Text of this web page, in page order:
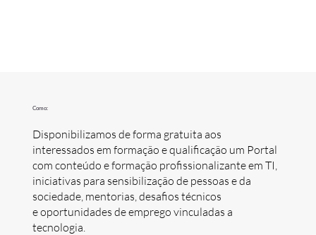
Como:
Disponibilizamos de forma gratuita aos
interessados em formação e qualificação um Portal
com conteúdo e formação profissionalizante em TI,
iniciativas para sensibilização de pessoas e da
sociedade, mentorias, desafios técnicos
e oportunidades de emprego vinculadas a
tecnologia.